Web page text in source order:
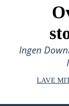
Ingen
LAVE